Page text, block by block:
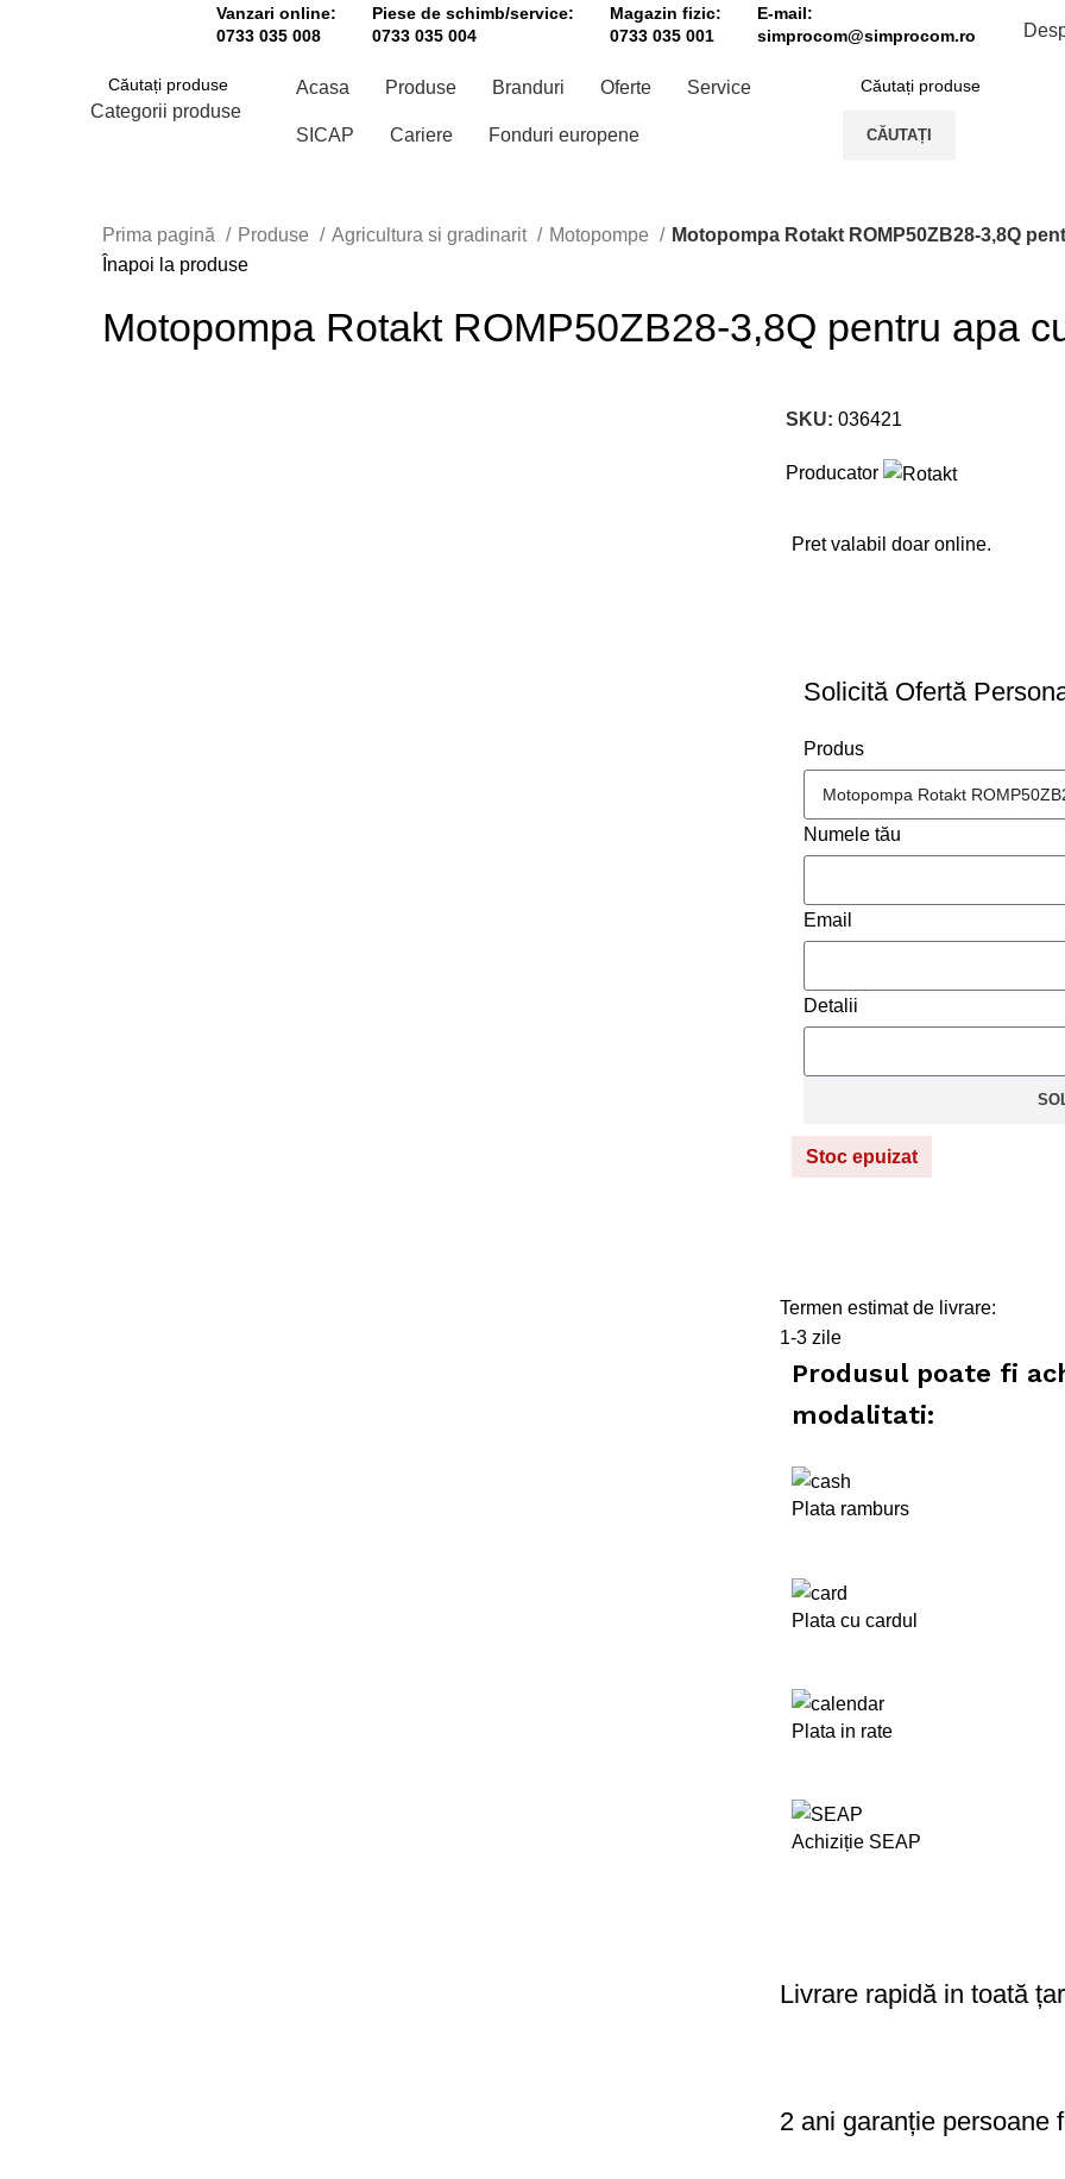
Vanzari online:
0733 035 008
Piese de schimb/service:
0733 035 004
Magazin fizic:
0733 035 001
E-mail:
simprocom@simprocom.ro
Categorii produse
Acasa Produse Branduri Oferte Service
SICAP Cariere Fonduri europene CĂUTAȚI
Prima pagină Produse Agricultura si gradinarit Motopompe
Motopompa Rotakt ROMP50ZB28-3,8Q
Înapoi la produse
Motopompa Rotakt ROMP50ZB28-3,8Q pentru apa
SKU: 036421
Producator
Pret valabil doar online.
Solicită Ofertă
Produs
Numele tău
Email
Detalii
Stoc epuizat
Termen estimat de livrare:
1-3 zile
Produsul poate fi
modalitati:
Plata ramburs
Plata cu cardul
Plata in rate
Achiziție SEAP
Livrare rapidă in toată
2 ani garanție persoane